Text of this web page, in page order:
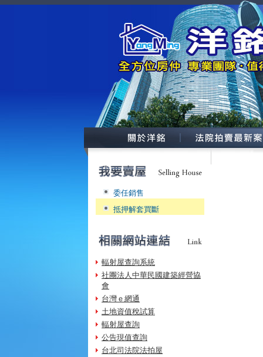
委任銷售
抵押解套買斷
輻射屋查詢系統
社團法人中華民國建築經營協
會
台灣ｅ網通
土地資值稅試算
輻射屋查詢
公告現值查詢
台北司法院法拍屋